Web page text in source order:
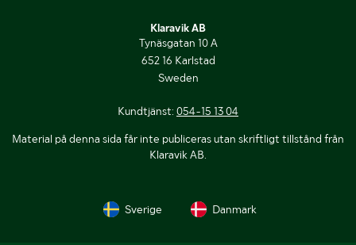
Klaravik AB
Tynäsgatan 10 A
652 16 Karlstad
Sweden
Kundtjänst: 054-15 13 04
Material på denna sida får inte publiceras utan skriftligt tillstånd från
Klaravik AB.
Sverige Danmark